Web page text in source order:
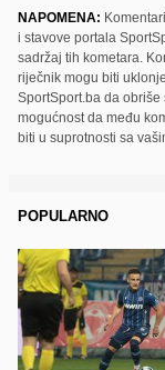
NAPOMENA:
i stavove portala
sadržaj tih kometara.
riječnik mogu biti
SportSport.ba da
mogućnost da među
biti u suprotnosti sa
POPULARNO